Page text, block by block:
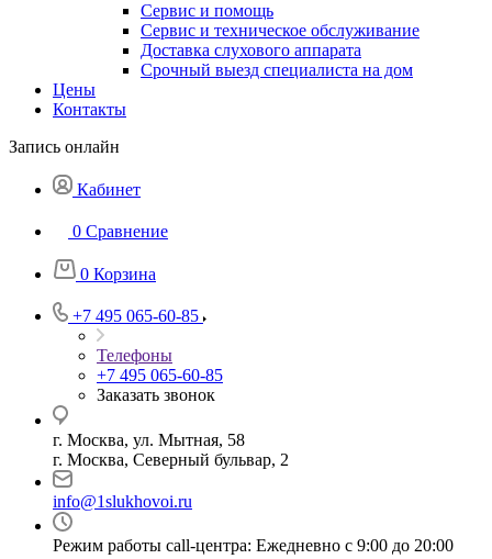
Сервис и помощь
Сервис и техническое обслуживание
Доставка слухового аппарата
Срочный выезд специалиста на дом
Цены
Контакты
Запись онлайн
Кабинет
0 Сравнение
0 Корзина
+7 495 065-60-85
Телефоны
+7 495 065-60-85
Заказать звонок
г. Москва, ул. Мытная, 58
г. Москва, Северный бульвар, 2
info@1slukhovoi.ru
Режим работы call-центра: Ежедневно с 9:00 до 20:00